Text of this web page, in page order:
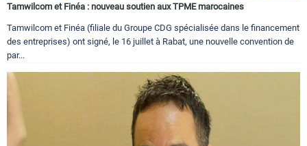
Tamwilcom et Finéa : nouveau soutien aux TPME marocaines
Tamwilcom et Finéa (filiale du Groupe CDG spécialisée dans le financement
des entreprises) ont signé, le 16 juillet à Rabat, une nouvelle convention de
par...